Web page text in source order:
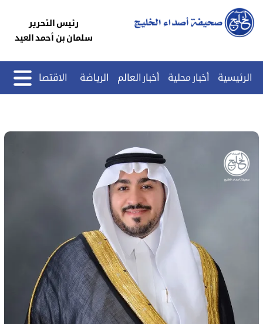
رئيس التحرير
سلمان بن أحمد العيد
الرئيسية أخبار محلية أخبار العالم الرياضة الاقتصاد